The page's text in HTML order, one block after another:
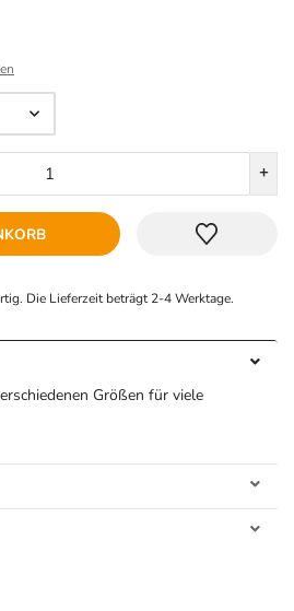
+
Die Lieferzeit beträgt 2-4 Werktage.
Größen für viele